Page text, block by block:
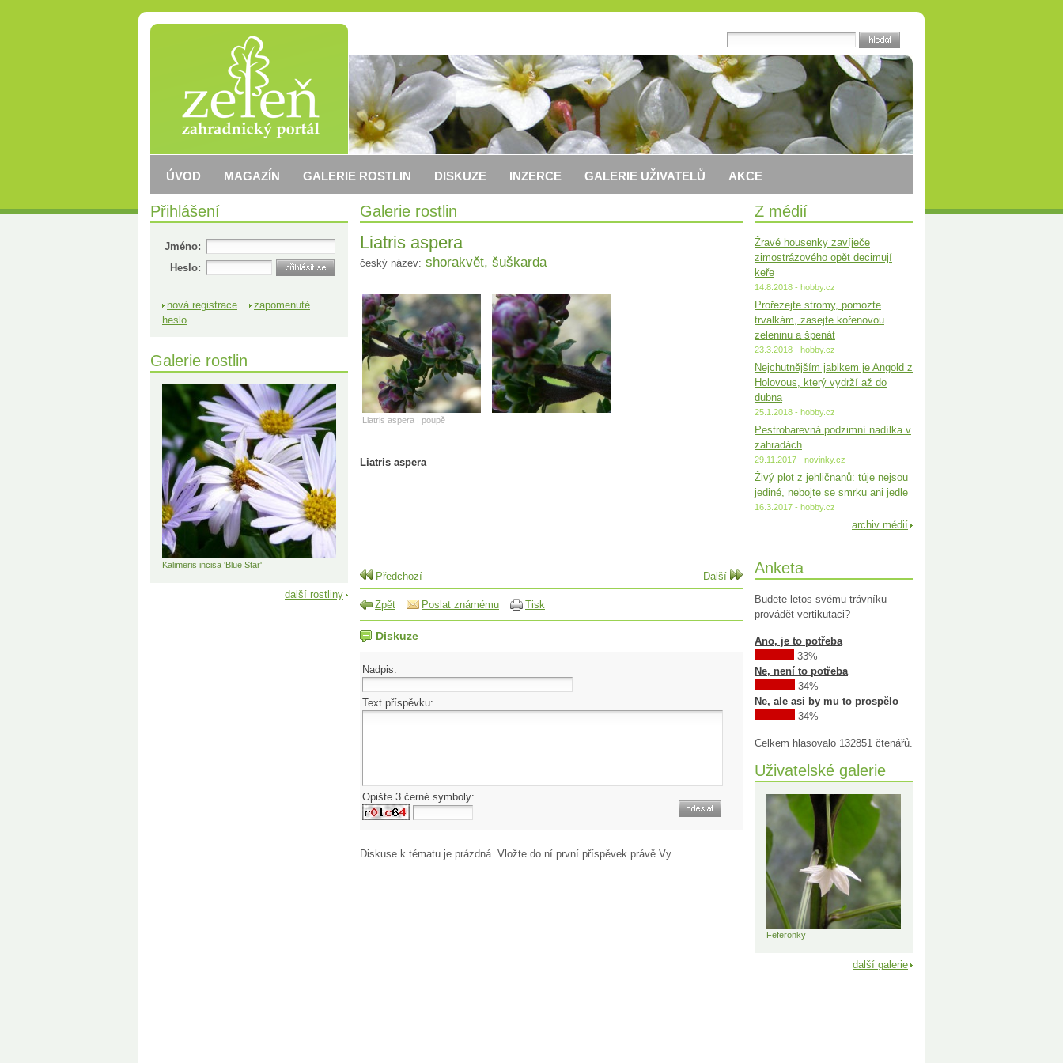
Galerie rostlin
Liatris aspera
český název: shorakvět, šuškarda
Liatris aspera | poupě
Liatris aspera
Předchozí Další
Zpět Poslat známému Tisk
Diskuze
Nadpis:
Text příspěvku:
Opište 3 černé symboly:
Diskuse k tématu je prázdná. Vložte do ní první příspěvek právě Vy.
Z médií
Žravé housenky zavíječe
zimostrázového opět decimují
keře
14.8.2018 - hobby.cz
Prořezejte stromy, pomozte
trvalkám, zasejte kořenovou
zeleninu a špenát
23.3.2018 - hobby.cz
Nejchutnějším jablkem je Angold z
Holovous, který vydrží až do
dubna
25.1.2018 - hobby.cz
Pestrobarevná podzimní nadílka v
zahradách
29.11.2017 - novinky.cz
Živý plot z jehličnanů: túje nejsou
jediné, nebojte se smrku ani jedle
16.3.2017 - hobby.cz
archiv médií
Anketa
Budete letos svému trávníku
provádět vertikutaci?
Ano, je to potřeba
33%
Ne, není to potřeba
34%
Ne, ale asi by mu to prospělo
34%
Celkem hlasovalo 132851 čtenářů.
Uživatelské galerie
Feferonky
další galerie
Přihlášení
Jméno:
Heslo:
nová registrace
zapomenuté
heslo
Galerie rostlin
Kalimeris incisa 'Blue Star'
další rostliny
ÚVOD MAGAZÍN GALERIE ROSTLIN DISKUZE INZERCE GALERIE UŽIVATELŮ AKCE